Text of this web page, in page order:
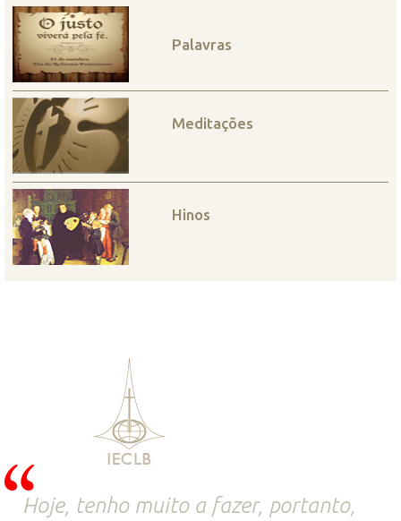
Palavras
Meditações
Hinos
Hoje, tenho muito a fazer, portanto,